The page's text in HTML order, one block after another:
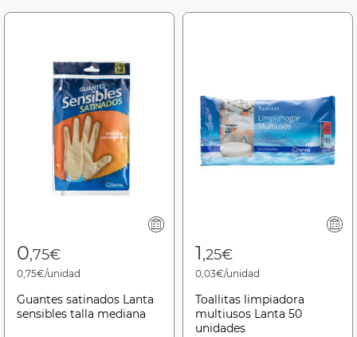
0,75€
0,75€/unidad
Guantes satinados Lanta
sensibles talla mediana
1,25€
0,03€/unidad
Toallitas limpiadora
multiusos Lanta 50
unidades